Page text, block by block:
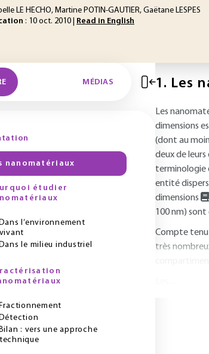
LE HECHO, Martine POTIN-GAUTIER, Gaëtane LESPES
: 10 oct. 2010 | Read in English
MÉDIAS
nanomatériaux
étudier
l’environnement
le milieu industriel
: vers une approche
1. Les
Les
dimensions
(dont au
deux de
terminologie
entité
dimensions
100 nm) sont
Compte tenu
très